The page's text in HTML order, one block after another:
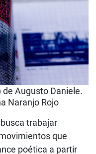
Augusto Daniele.
Naranjo Rojo
trabajar
que
poética a partir